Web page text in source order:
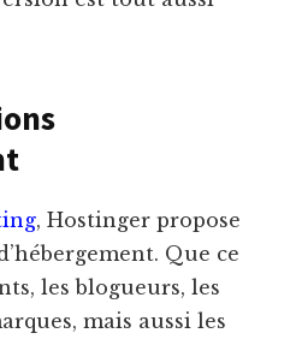
, Hostinger propose
Que ce
les blogueurs, les
mais aussi les